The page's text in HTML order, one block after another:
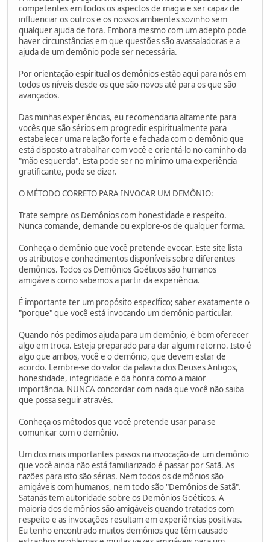
competentes em todos os aspectos de magia e ser capaz de
influenciar os outros e os nossos ambientes sozinho sem
qualquer ajuda de fora. Embora mesmo com um adepto pode
haver circunstâncias em que questões são avassaladoras e a
ajuda de um demônio pode ser necessária.
Por orientação espiritual os demônios estão aqui para nós em
todos os níveis desde os que são novos até para os que são
avançados.
Das minhas experiências, eu recomendaria altamente para
vocês que são sérios em progredir espiritualmente para
estabelecer uma relação forte e fechada com o demônio que
está disposto a trabalhar com você e orientá-lo no caminho da
"mão esquerda". Esta pode ser no mínimo uma experiência
gratificante, pode se dizer.
O MÉTODO CORRETO PARA INVOCAR UM DEMÔNIO:
Trate sempre os Demônios com honestidade e respeito.
Nunca comande, demande ou explore-os de qualquer forma.
Conheça o demônio que você pretende evocar. Este site lista
os atributos e conhecimentos disponíveis sobre diferentes
demônios. Todos os Demônios Goéticos são humanos
amigáveis como sabemos a partir da experiência.
É importante ter um propósito específico; saber exatamente o
"porque" que você está invocando um demônio particular.
Quando nós pedimos ajuda para um demônio, é bom oferecer
algo em troca. Esteja preparado para dar algum retorno. Isto é
algo que ambos, você e o demônio, que devem estar de
acordo. Lembre-se do valor da palavra dos Deuses Antigos,
honestidade, integridade e da honra como a maior
importância. NUNCA concordar com nada que você não saiba
que possa seguir através.
Conheça os métodos que você pretende usar para se
comunicar com o demônio.
Um dos mais importantes passos na invocação de um demônio
que você ainda não está familiarizado é passar por Satã. As
razões para isto são sérias. Nem todos os demônios são
amigáveis com humanos, nem todo são "Demônios de Satã".
Satanás tem autoridade sobre os Demônios Goéticos. A
maioria dos demônios são amigáveis quando tratados com
respeito e as invocações resultam em experiências positivas.
Eu tenho encontrado muitos demônios que têm causado